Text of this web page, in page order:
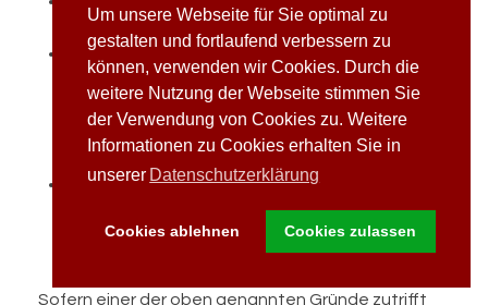
Um unsere Webseite für Sie optimal zu
gestalten und fortlaufend verbessern zu
können, verwenden wir Cookies. Durch die
weitere Nutzung der Webseite stimmen Sie
der Verwendung von Cookies zu. Weitere
Informationen zu Cookies erhalten Sie in
unserer Datenschutzerklärung
Cookies ablehnen Cookies zulassen
Die Löschung der personenbezogenen Daten
ist zur Erfüllung einer rechtlichen Verpflichtung
nach dem Unionsrecht oder dem Recht der
Mitgliedstaaten erforderlich, dem der
Die personenbezogenen Daten wurden in
Bezug auf angebotene Dienste der
Informationsgesellschaft gemäß Art. 8 Abs. 1
Sofern einer der oben genannten Gründe zutrifft